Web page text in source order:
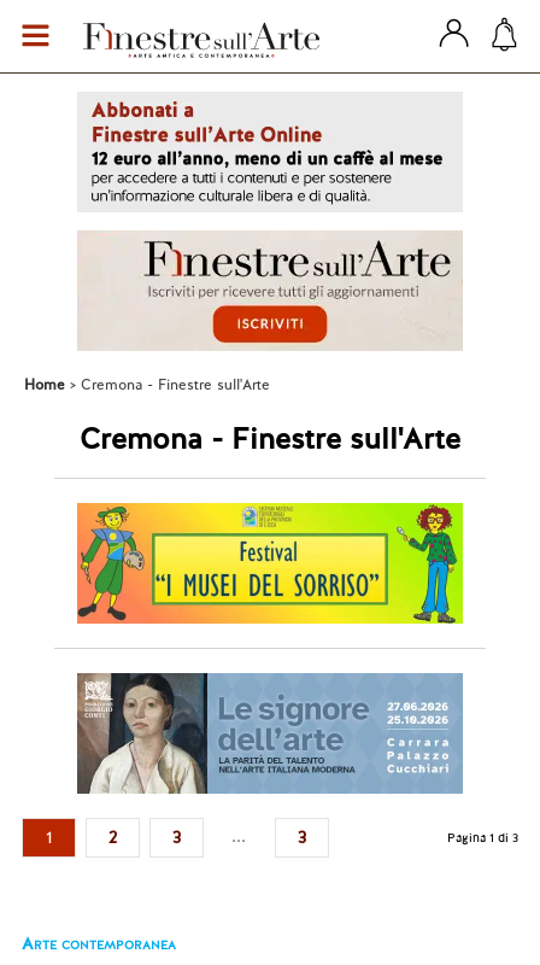
Home Cremona - Finestre sull'Arte
Cremona - Finestre sull'Arte
1 2 3 ... 3 Pagina 1 di 3
Arte contemporanea